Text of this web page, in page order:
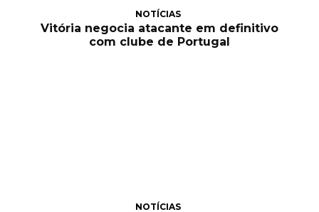
NOTÍCIAS
Vitória negocia atacante em definitivo
com clube de Portugal
NOTÍCIAS